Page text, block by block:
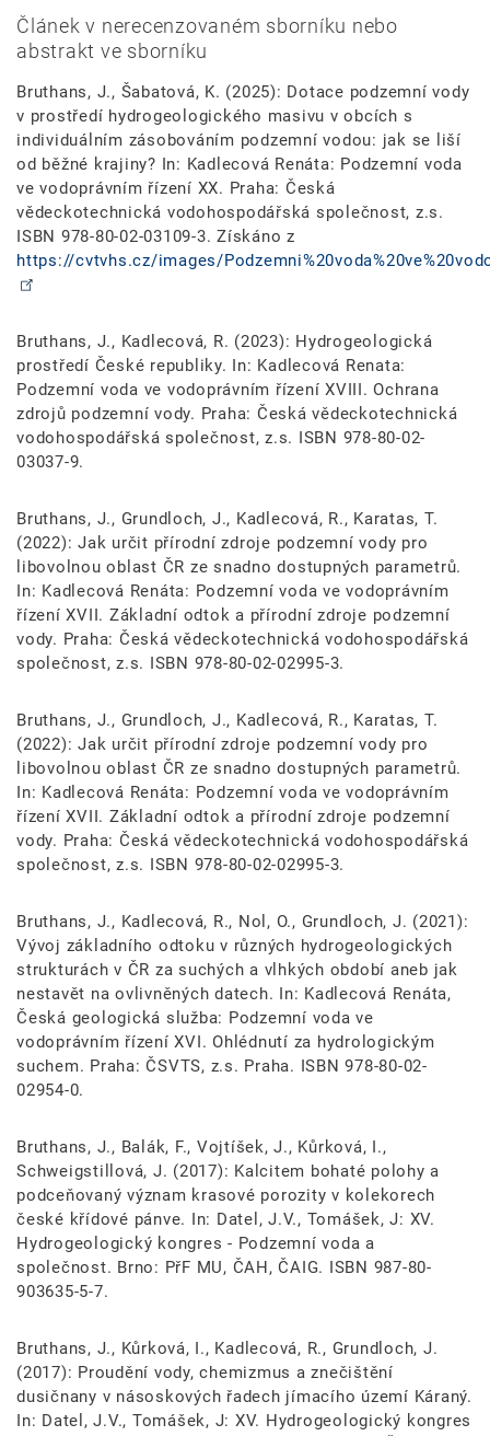
Článek v nerecenzovaném sborníku nebo
abstrakt ve sborníku
Bruthans, J., Šabatová, K. (2025): Dotace podzemní vody
v prostředí hydrogeologického masivu v obcích s
individuálním zásobováním podzemní vodou: jak se liší
od běžné krajiny? In: Kadlecová Renáta: Podzemní voda
ve vodoprávním řízení XX. Praha: Česká
vědeckotechnická vodohospodářská společnost, z.s.
ISBN 978-80-02-03109-3. Získáno z
https://cvtvhs.cz/images/
Bruthans, J., Kadlecová, R. (2023): Hydrogeologická
prostředí České republiky. In: Kadlecová Renata:
Podzemní voda ve vodoprávním řízení XVIII. Ochrana
zdrojů podzemní vody. Praha: Česká vědeckotechnická
vodohospodářská společnost, z.s. ISBN 978-80-02-
03037-9.
Bruthans, J., Grundloch, J., Kadlecová, R., Karatas, T.
(2022): Jak určit přírodní zdroje podzemní vody pro
libovolnou oblast ČR ze snadno dostupných parametrů.
In: Kadlecová Renáta: Podzemní voda ve vodoprávním
řízení XVII. Základní odtok a přírodní zdroje podzemní
vody. Praha: Česká vědeckotechnická vodohospodářská
společnost, z.s. ISBN 978-80-02-02995-3.
Bruthans, J., Grundloch, J., Kadlecová, R., Karatas, T.
(2022): Jak určit přírodní zdroje podzemní vody pro
libovolnou oblast ČR ze snadno dostupných parametrů.
In: Kadlecová Renáta: Podzemní voda ve vodoprávním
řízení XVII. Základní odtok a přírodní zdroje podzemní
vody. Praha: Česká vědeckotechnická vodohospodářská
společnost, z.s. ISBN 978-80-02-02995-3.
Bruthans, J., Kadlecová, R., Nol, O., Grundloch, J. (2021):
Vývoj základního odtoku v různých hydrogeologických
strukturách v ČR za suchých a vlhkých období aneb jak
nestavět na ovlivněných datech. In: Kadlecová Renáta,
Česká geologická služba: Podzemní voda ve
vodoprávním řízení XVI. Ohlédnutí za hydrologickým
suchem. Praha: ČSVTS, z.s. Praha. ISBN 978-80-02-
02954-0.
Bruthans, J., Balák, F., Vojtíšek, J., Kůrková, I.,
Schweigstillová, J. (2017): Kalcitem bohaté polohy a
podceňovaný význam krasové porozity v kolekorech
české křídové pánve. In: Datel, J.V., Tomášek, J: XV.
Hydrogeologický kongres - Podzemní voda a
společnost. Brno: PřF MU, ČAH, ČAIG. ISBN 987-80-
903635-5-7.
Bruthans, J., Kůrková, I., Kadlecová, R., Grundloch, J.
(2017): Proudění vody, chemizmus a znečištění
dusičnany v násoskových řadech jímacího území Káraný.
In: Datel, J.V., Tomášek, J: XV. Hydrogeologický kongres